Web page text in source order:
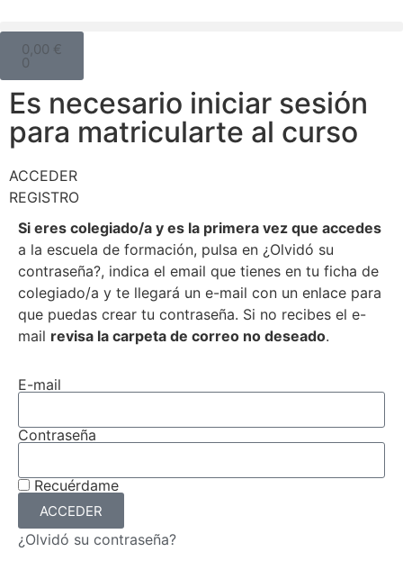
0,00 €
0
Es necesario iniciar sesión
para matricularte al curso
ACCEDER
REGISTRO
Si eres colegiado/a y es la primera vez que accedes
a la escuela de formación, pulsa en ¿Olvidó su
contraseña?, indica el email que tienes en tu ficha de
colegiado/a y te llegará un e-mail con un enlace para
que puedas crear tu contraseña. Si no recibes el e-
mail revisa la carpeta de correo no deseado.
E-mail
Contraseña
Recuérdame
ACCEDER
¿Olvidó su contraseña?